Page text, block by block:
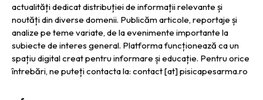
actualități dedicat distribuției de informații relevante și
noutăți din diverse domenii. Publicăm articole, reportaje și
analize pe teme variate, de la evenimente importante la
subiecte de interes general. Platforma funcționează ca un
spațiu digital creat pentru informare și educație. Pentru orice
întrebări, ne puteți contacta la: contact [at] pisicapesarma.ro